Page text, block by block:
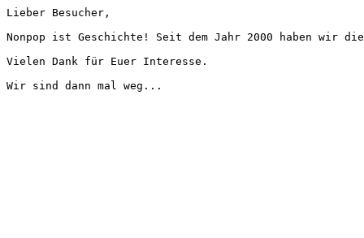
Lieber Besucher,
Nonpop ist Geschichte! Seit dem Jahr 2000 haben wir
Vielen Dank für Euer Interesse.
Wir sind dann mal weg...